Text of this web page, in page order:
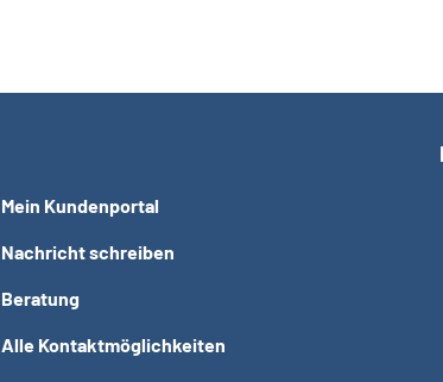
Mein Kundenportal
Nachricht schreiben
Beratung
Alle Kontaktmöglichkeiten